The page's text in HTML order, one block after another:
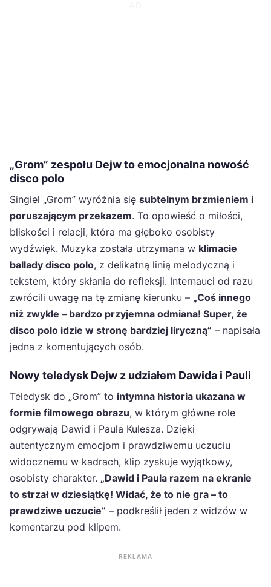
„Grom” zespołu Dejw to emocjonalna nowość
disco polo
Singiel „Grom” wyróżnia się subtelnym brzmieniem i
poruszającym przekazem. To opowieść o miłości,
bliskości i relacji, która ma głęboko osobisty
wydźwięk. Muzyka została utrzymana w klimacie
ballady disco polo, z delikatną linią melodyczną i
tekstem, który skłania do refleksji. Internauci od razu
zwrócili uwagę na tę zmianę kierunku – „Coś innego
niż zwykle – bardzo przyjemna odmiana! Super, że
disco polo idzie w stronę bardziej liryczną” – napisała
jedna z komentujących osób.
Nowy teledysk Dejw z udziałem Dawida i Pauli
Teledysk do „Grom” to intymna historia ukazana w
formie filmowego obrazu, w którym główne role
odgrywają Dawid i Paula Kulesza. Dzięki
autentycznym emocjom i prawdziwemu uczuciu
widocznemu w kadrach, klip zyskuje wyjątkowy,
osobisty charakter. „Dawid i Paula razem na ekranie
to strzał w dziesiątkę! Widać, że to nie gra – to
prawdziwe uczucie” – podkreślił jeden z widzów w
komentarzu pod klipem.
REKLAMA